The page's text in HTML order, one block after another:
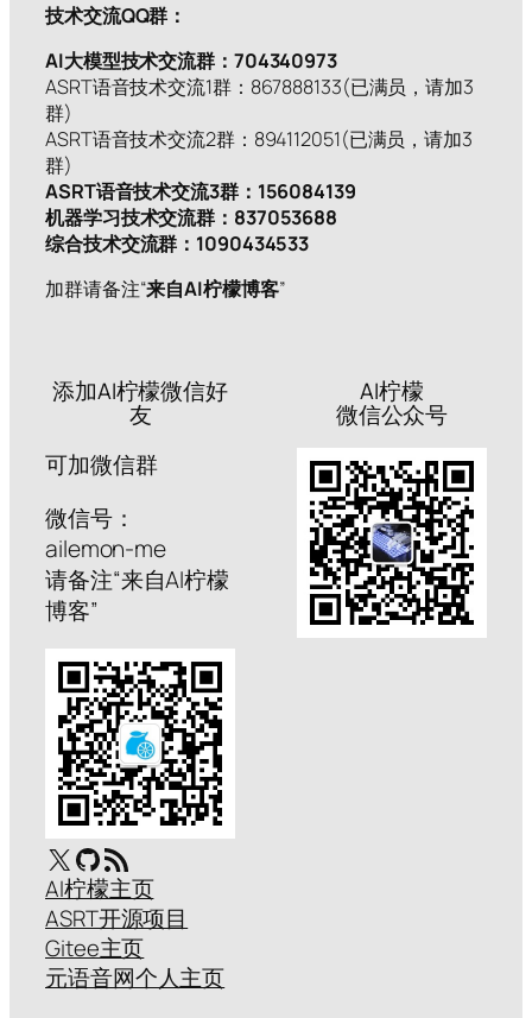
技术交流QQ群：
AI大模型技术交流群：704340973
ASRT语音技术交流1群：867888133(已满员，请加3
群)
ASRT语音技术交流2群：894112051(已满员，请加3
群)
ASRT语音技术交流3群：156084139
机器学习技术交流群：837053688
综合技术交流群：1090434533
加群请备注“来自AI柠檬博客”
添加AI柠檬微信好
友
可加微信群
微信号：
ailemon-me
请备注“来自AI柠檬
博客”
AI柠檬
微信公众号
X GitHub
RSS Feed
AI柠檬主页
ASRT开源项目
Gitee主页
元语音网个人主页